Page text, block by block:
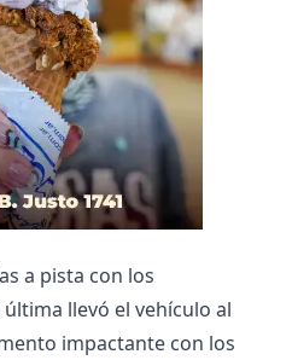
a pista con los
llevó el vehículo al
impactante con los